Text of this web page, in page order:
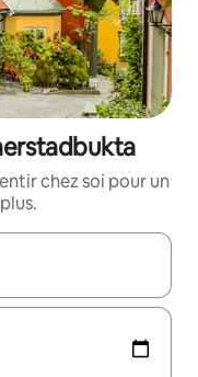
chez soi pour un
les en utilisant